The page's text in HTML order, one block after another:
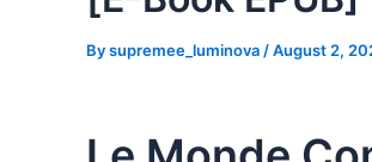
Bysupremee_luminova /August 2,